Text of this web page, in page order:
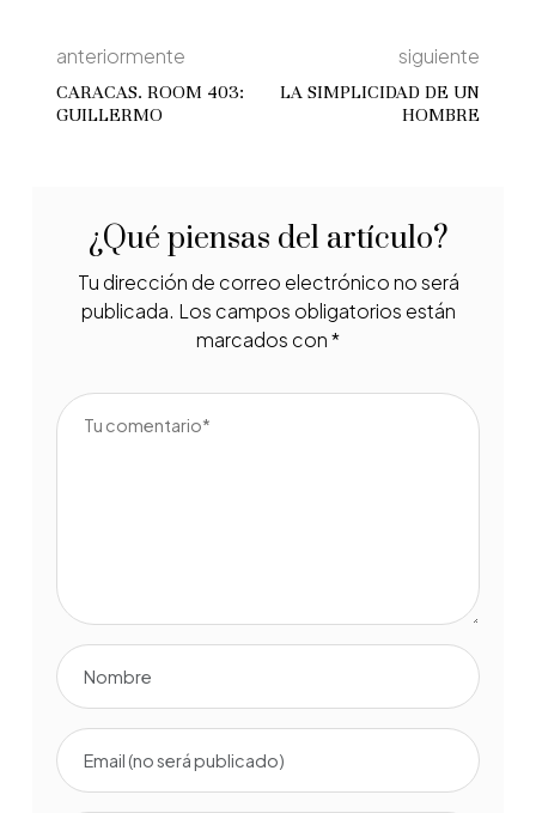
anteriormente
CARACAS. ROOM 403:
GUILLERMO
siguiente
LA SIMPLICIDAD DE UN
HOMBRE
¿Qué piensas del artículo?
Tu dirección de correo electrónico no será
publicada. Los campos obligatorios están
marcados con*